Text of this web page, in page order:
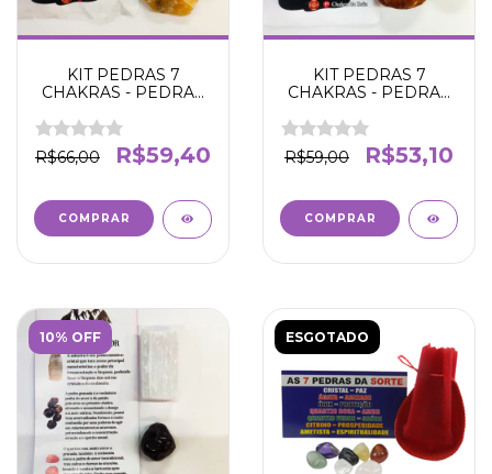
KIT PEDRAS 7
CHAKRAS - PEDRAS
- Harmonização -
Propósito -
Determonação -
R$66,00 R$59,40
KIT PEDRAS 7
CHAKRAS - PEDRAS
HARMONIA - BEM-
ESTAR - EQUILÍBRIO
R$59,00 R$53,10
10% OFF ESGOTADO